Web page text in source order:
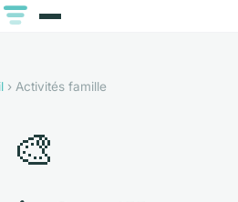
› Activités famille
🎨